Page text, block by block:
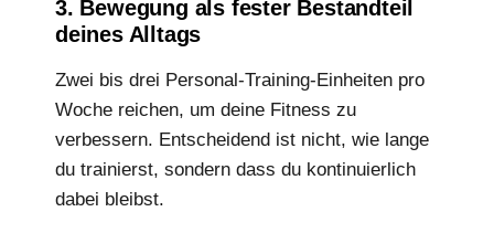
3. Bewegung als fester Bestandteil
deines Alltags
Zwei bis drei Personal-Training-Einheiten pro
Woche reichen, um deine Fitness zu
verbessern. Entscheidend ist nicht, wie lange
du trainierst, sondern dass du kontinuierlich
dabei bleibst.